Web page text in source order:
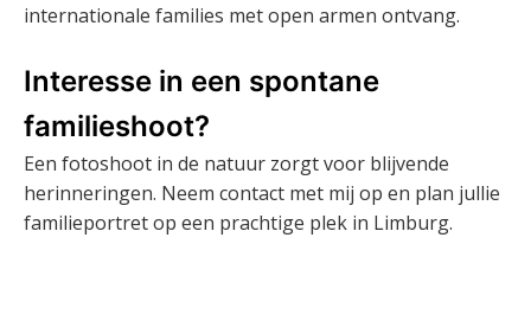
internationale families met open armen ontvang.
Interesse in een spontane
familieshoot?
Een fotoshoot in de natuur zorgt voor blijvende
herinneringen. Neem contact met mij op en plan jullie
familieportret op een prachtige plek in Limburg.